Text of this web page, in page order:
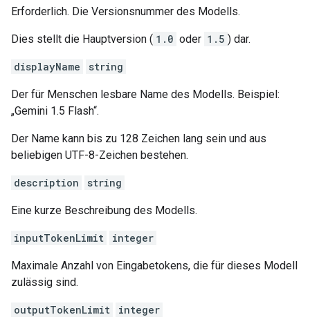
Erforderlich. Die Versionsnummer des Modells.
Dies stellt die Hauptversion ( 1.0 oder 1.5 ) dar.
displayName string
Der für Menschen lesbare Name des Modells. Beispiel:
„Gemini 1.5 Flash“.
Der Name kann bis zu 128 Zeichen lang sein und aus
beliebigen UTF-8-Zeichen bestehen.
description string
Eine kurze Beschreibung des Modells.
inputTokenLimit integer
Maximale Anzahl von Eingabetokens, die für dieses Modell
zulässig sind.
outputTokenLimit integer